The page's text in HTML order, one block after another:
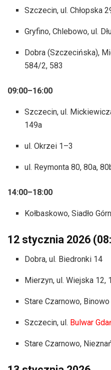
Szczecin, ul. Chłopska
Gryfino, Chlebowo, ul.
Dobra (Szczecińska),
584/2, 583
09:00–16:00
Szczecin, ul.
149a
ul. Okrzei 1–3
ul. Reymonta 80, 80a,
14:00–18:00
Kołbaskowo, Siadło
12 stycznia 2026
Dobra, ul. Biedronki 14
Mierzyn, ul. Wiejska 12,
Stare Czarnowo,
Szczecin, ul. Bulwar
Stare Czarnowo,